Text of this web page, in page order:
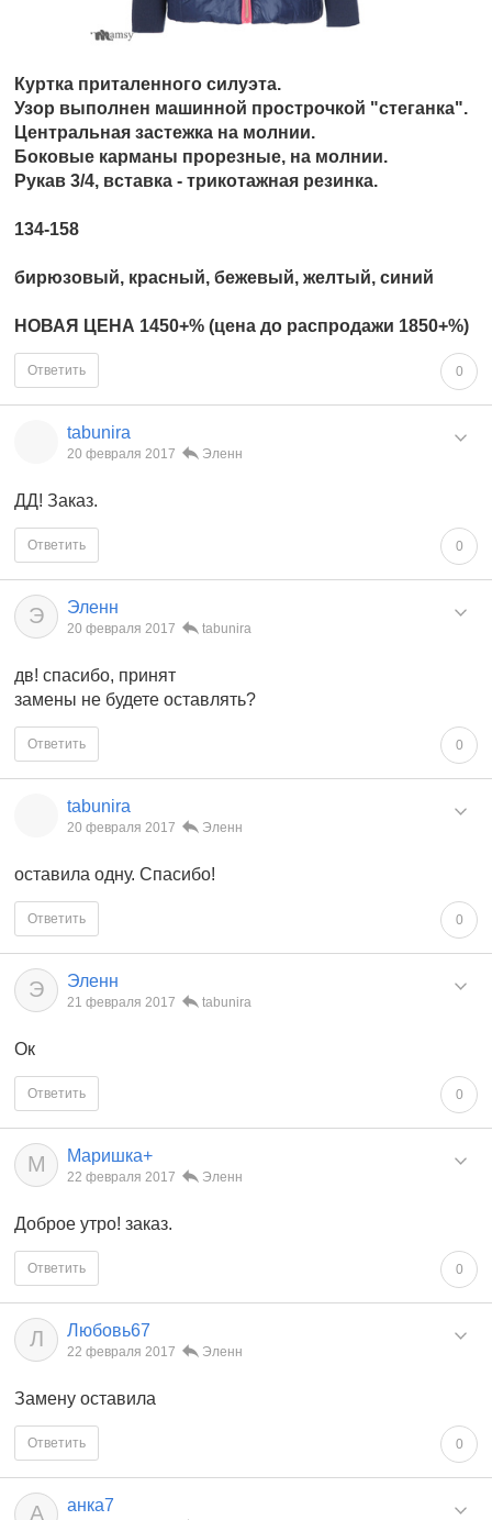
Куртка приталенного силуэта.
Узор выполнен машинной прострочкой "стеганка".
Центральная застежка на молнии.
Боковые карманы прорезные, на молнии.
Рукав 3/4, вставка - трикотажная резинка.
134-158
бирюзовый, красный, бежевый, желтый, синий
НОВАЯ ЦЕНА 1450+% (цена до распродажи 1850+%)
0
Ответить
tabunira
20 февраля 2017 Эленн
ДД! Заказ.
0
Ответить
Э Эленн
20 февраля 2017 tabunira
дв! спасибо, принят
замены не будете оставлять?
0
Ответить
tabunira
20 февраля 2017 Эленн
оставила одну. Спасибо!
0
Ответить
Э Эленн
21 февраля 2017 tabunira
Ок
0
Ответить
М Маришка+
22 февраля 2017 Эленн
Доброе утро! заказ.
0
Ответить
Л Любовь67
22 февраля 2017 Эленн
Замену оставила
0
Ответить
А анка7